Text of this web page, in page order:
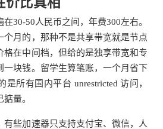
在30-50人民币之间，年费300左右。
个月的，那种不是共享带宽就是节点
格在中间档，但给的是独享带宽和专
一块钱。留学生算笔账，一个月省下
是所有国内平台 unrestricted 访问，
量。
有些加速器只支持支付宝、微信，人